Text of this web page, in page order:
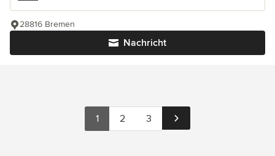
Nachricht
28816 Bremen
1 2 3